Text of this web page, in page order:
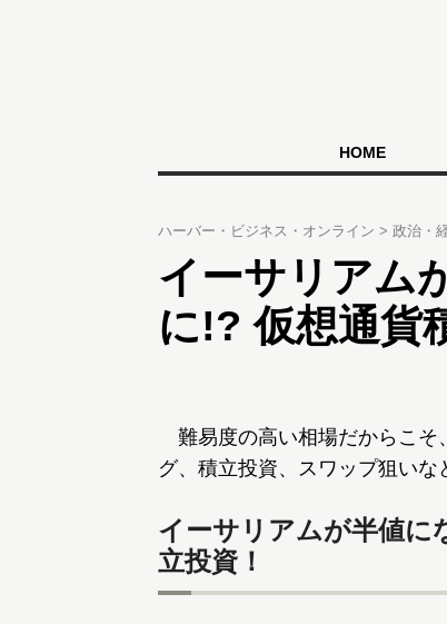
HOME
ハーバー・ビジネス・オンライン 政治・
イーサリアム
に!? 仮想通貨
難易度の高い相場だからこそ
グ、積立投資、スワップ狙いな
イーサリアムが半値に
立投資！